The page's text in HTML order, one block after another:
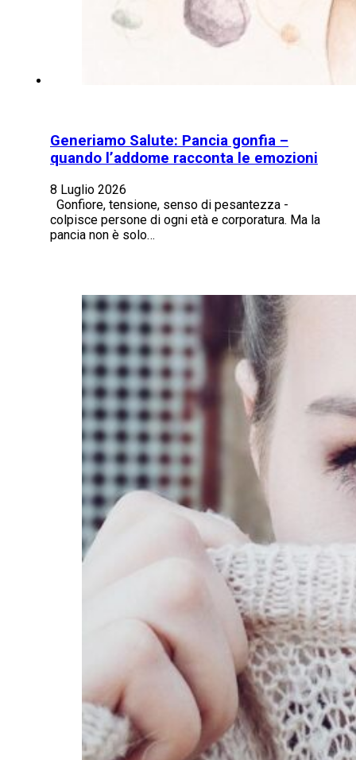
Generiamo Salute: Pancia gonfia –
quando l’addome racconta le emozioni
8 Luglio 2026
Gonfiore, tensione, senso di pesantezza -
colpisce persone di ogni età e corporatura. Ma la
pancia non è solo…